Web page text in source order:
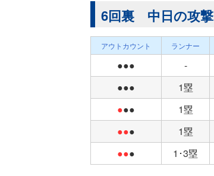
6回裏 中日の攻撃
アウトカウント ランナー
●●● -
●●●
1塁
●●● 1塁
●●● 1塁
●●● 1･3塁